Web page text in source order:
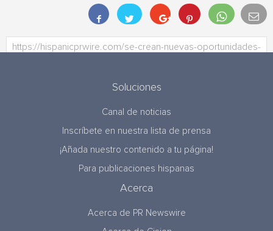
Soluciones
Canal de noticias
Inscríbete en nuestra lista de prensa
¡Añada nuestro contenido a tu página!
Para publicaciones hispanas
Acerca
Acerca de PR Newswire